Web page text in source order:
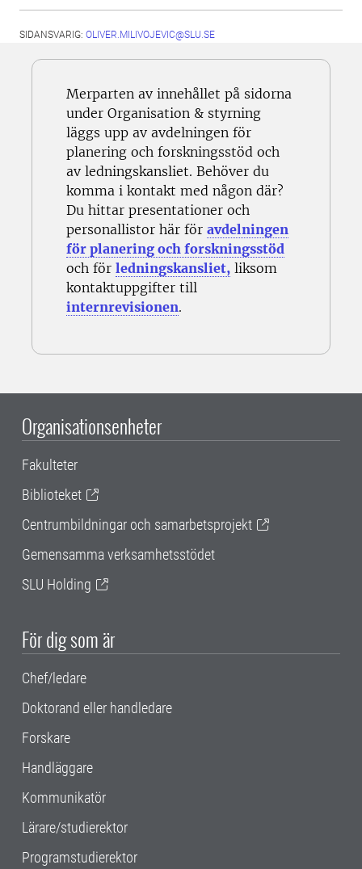
SIDANSVARIG: OLIVER.MILIVOJEVIC@SLU.SE
Merparten av innehållet på sidorna
under Organisation & styrning
läggs upp av avdelningen för
planering och forskningsstöd och
av ledningskansliet. Behöver du
komma i kontakt med någon där?
Du hittar presentationer och
personallistor här för avdelningen
för planering och forskningsstöd
och för ledningskansliet, liksom
kontaktuppgifter till
internrevisionen.
Organisationsenheter
Fakulteter
Biblioteket
Centrumbildningar och samarbetsprojekt
Gemensamma verksamhetsstödet
SLU Holding
För dig som är
Chef/ledare
Doktorand eller handledare
Forskare
Handläggare
Kommunikatör
Lärare/studierektor
Programstudierektor